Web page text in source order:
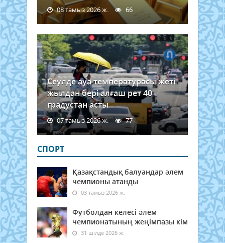
08 тамыз 2026 ж. 66
Сеулде ауа температурасы жеті
жылдан бері алғаш рет 40
градустан асты
07 тамыз 2026 ж. 77
СПОРТ
Қазақстандық балуандар әлем
чемпионы атанды
03 тамыз 2026 ж.
Футболдан келесі әлем
чемпионатының жеңімпазы кім
31 шілде 2026 ж.